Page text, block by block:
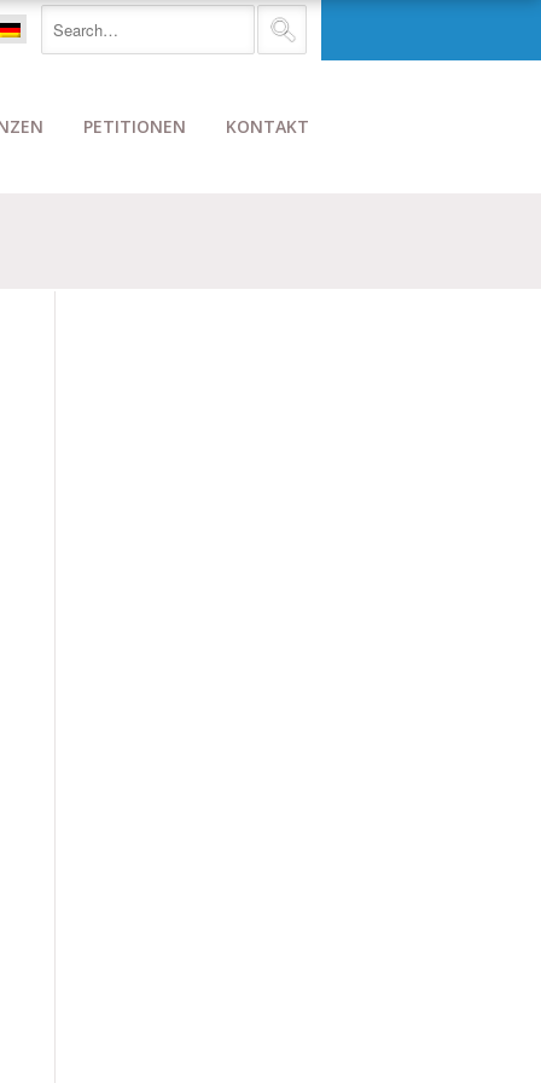
PETITIONEN KONTAKT